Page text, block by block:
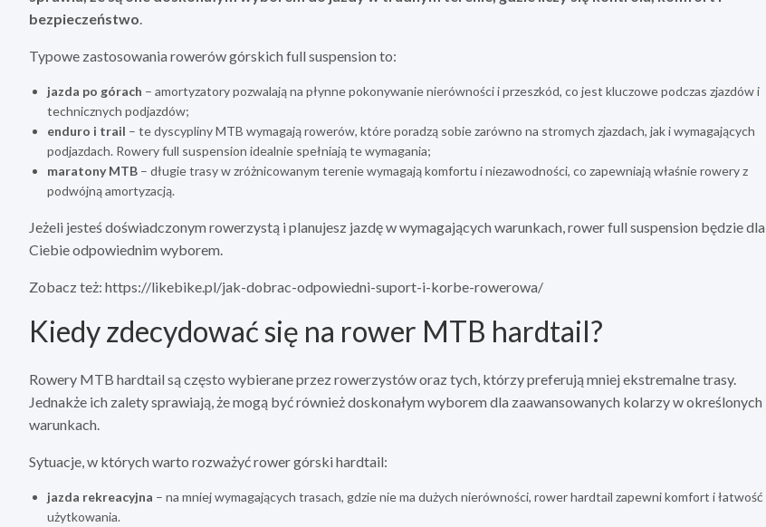
bezpieczeństwo.
Typowe zastosowania rowerów górskich full suspension to:
jazda po górach – amortyzatory pozwalają na płynne pokonywanie nierówności i przeszkód, co jest kluczowe podczas zjazdów i
technicznych podjazdów;
enduro i trail – te dyscypliny MTB wymagają rowerów, które poradzą sobie zarówno na stromych zjazdach, jak i wymagających
podjazdach. Rowery full suspension idealnie spełniają te wymagania;
maratony MTB – długie trasy w zróżnicowanym terenie wymagają komfortu i niezawodności, co zapewniają właśnie rowery z
podwójną amortyzacją.
Jeżeli jesteś doświadczonym rowerzystą i planujesz jazdę w wymagających warunkach, rower full suspension będzie dla
Ciebie odpowiednim wyborem.
Zobacz też: https://likebike.pl/jak-dobrac-odpowiedni-suport-i-korbe-rowerowa/
Kiedy zdecydować się na rower MTB hardtail?
Rowery MTB hardtail są często wybierane przez rowerzystów oraz tych, którzy preferują mniej ekstremalne trasy.
Jednakże ich zalety sprawiają, że mogą być również doskonałym wyborem dla zaawansowanych kolarzy w określonych
warunkach.
Sytuacje, w których warto rozważyć rower górski hardtail:
jazda rekreacyjna – na mniej wymagających trasach, gdzie nie ma dużych nierówności, rower hardtail zapewni komfort i łatwość
użytkowania.